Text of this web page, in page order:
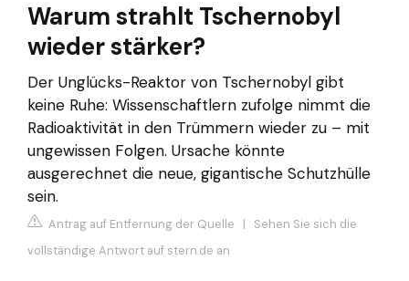
Warum strahlt Tschernobyl
wieder stärker?
Der Unglücks-Reaktor von Tschernobyl gibt
keine Ruhe: Wissenschaftlern zufolge nimmt die
Radioaktivität in den Trümmern wieder zu – mit
ungewissen Folgen. Ursache könnte
ausgerechnet die neue, gigantische Schutzhülle
sein.
Antrag auf Entfernung der Quelle | Sehen Sie sich die
vollständige Antwort auf stern.de an